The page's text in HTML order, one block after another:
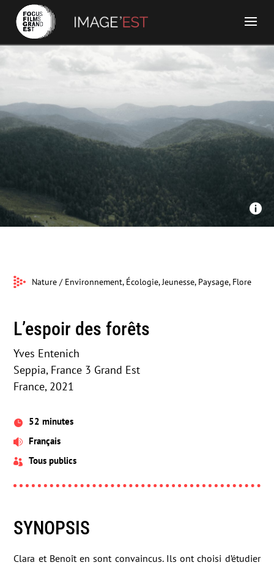
Seppia, France 3 Grand Est - L’espoir des forêts 
Nature / Environnement, Écologie, Jeunesse, Paysage, Flore
L’espoir des forêts
Yves Entenich
Seppia, France 3 Grand Est
France, 2021
 52 minutes
 Français
 Tous publics
SYNOPSIS
Clara et Benoît en sont convaincus. Ils ont choisi d’étudier